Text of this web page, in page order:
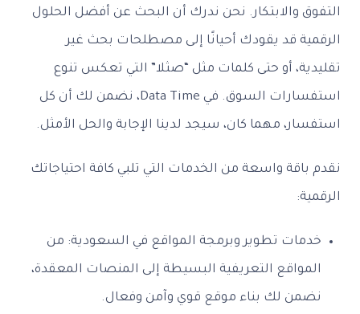
التفوق والابتكار. نحن ندرك أن البحث عن أفضل الحلول
الرقمية قد يقودك أحيانًا إلى مصطلحات بحث غير
تقليدية، أو حتى كلمات مثل “صثلا” التي تعكس تنوع
استفسارات السوق. في Data Time، نضمن لك أن كل
استفسار، مهما كان، سيجد لدينا الإجابة والحل الأمثل.
نقدم باقة واسعة من الخدمات التي تلبي كافة احتياجاتك
الرقمية:
خدمات تطوير وبرمجة المواقع في السعودية: من
المواقع التعريفية البسيطة إلى المنصات المعقدة،
نضمن لك بناء موقع قوي وآمن وفعال.